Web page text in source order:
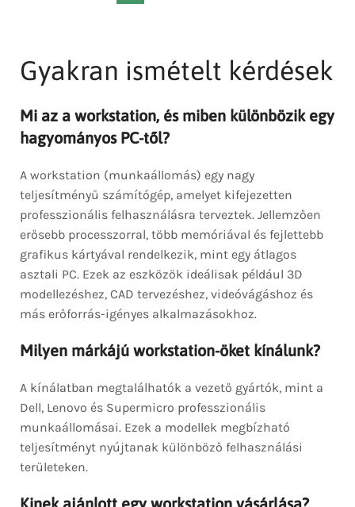
Gyakran ismételt kérdések
Mi az a workstation, és miben különbözik egy
hagyományos PC-től?
A workstation (munkaállomás) egy nagy
teljesítményű számítógép, amelyet kifejezetten
professzionális felhasználásra terveztek. Jellemzően
erősebb processzorral, több memóriával és fejlettebb
grafikus kártyával rendelkezik, mint egy átlagos
asztali PC. Ezek az eszközök ideálisak például 3D
modellezéshez, CAD tervezéshez, videóvágáshoz és
más erőforrás-igényes alkalmazásokhoz.
Milyen márkájú workstation-öket kínálunk?
A kínálatban megtalálhatók a vezető gyártók, mint a
Dell, Lenovo és Supermicro professzionális
munkaállomásai. Ezek a modellek megbízható
teljesítményt nyújtanak különböző felhasználási
területeken.
Kinek ajánlott egy workstation vásárlása?